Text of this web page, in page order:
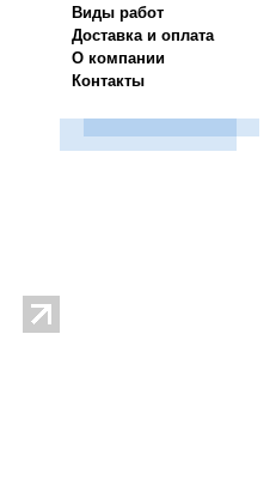
Виды работ
Доставка и оплата
О компании
Контакты